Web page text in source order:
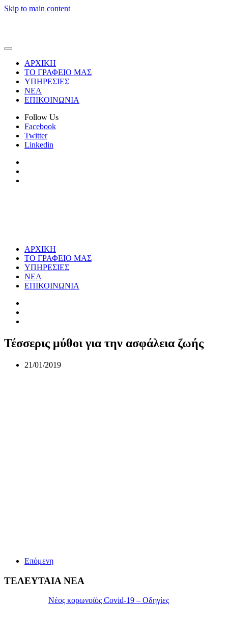
Skip to main content
ΑΡΧΙΚΗ
ΤΟ ΓΡΑΦΕΙΟ ΜΑΣ
ΥΠΗΡΕΣΙΕΣ
ΝΕΑ
ΕΠΙΚΟΙΝΩΝΙΑ
Follow Us
Facebook
Twitter
Linkedin
ΑΡΧΙΚΗ
ΤΟ ΓΡΑΦΕΙΟ ΜΑΣ
ΥΠΗΡΕΣΙΕΣ
ΝΕΑ
ΕΠΙΚΟΙΝΩΝΙΑ
Τέσσερις μύθοι για την ασφάλεια ζωής
21/01/2019
Επόμενη
ΤΕΛΕΥΤΑΙΑ ΝΕΑ
Νέος κορωνοϊός Covid-19 – Οδηγίες